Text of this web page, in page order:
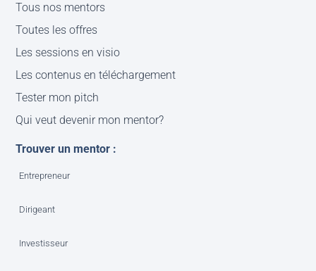
Tous nos mentors
Toutes les offres
Les sessions en visio
Les contenus en téléchargement
Tester mon pitch
Qui veut devenir mon mentor?
Trouver un mentor :
Entrepreneur
Dirigeant
Investisseur